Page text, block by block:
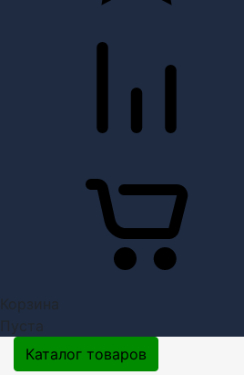
Корзина
Пуста
Каталог товаров